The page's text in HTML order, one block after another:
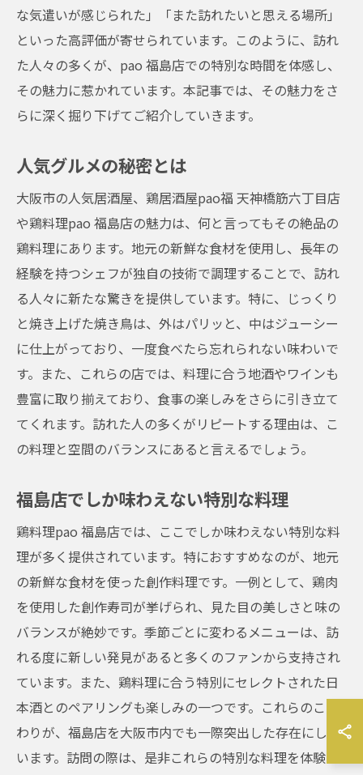
な気遣いが感じられた」「また訪れたいと思える場所」
といった高評価が寄せられています。このように、訪れ
た人々の多くが、pao 福島店での特別な時間を体感し、
その魅力に惹かれています。本記事では、その魅力をさ
らに深く掘り下げてご紹介していきます。
人気グルメの秘密とは
大阪市の人気居酒屋、鶏居酒屋pao福 天神橋筋六丁目店
や鶏料理pao 福島店の魅力は、何と言ってもその絶品の
鶏料理にあります。地元の新鮮な食材を使用し、長年の
経験を持つシェフが独自の技術で調理することで、訪れ
る人々に新たな驚きを提供しています。特に、じっくり
と焼き上げた焼き鳥は、外はパリッと、中はジューシー
に仕上がっており、一度食べたら忘れられない味わいで
す。また、これらの店では、料理に合う地酒やワインも
豊富に取り揃えており、食事の楽しみをさらに引き立て
てくれます。訪れた人の多くがリピートする理由は、こ
の料理と空間のバランスにあると言えるでしょう。
福島店でしか味わえない特別な料理
鶏料理pao 福島店では、ここでしか味わえない特別な料
理が多く提供されています。特におすすめなのが、地元
の新鮮な食材を使った創作料理です。一例として、鶏肉
を使用した創作寿司が挙げられ、見た目の美しさと味の
バランスが絶妙です。季節ごとに変わるメニューは、訪
れる度に新しい発見があると多くのファンから支持され
ています。また、鶏料理に合う特別にセレクトされた日
本酒とのペアリングも楽しみの一つです。これらのこだ
わりが、福島店を大阪市内でも一際突出した存在にして
います。訪問の際は、是非これらの特別な料理を体験し